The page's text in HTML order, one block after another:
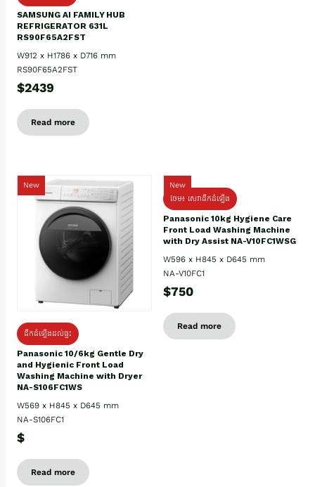
SAMSUNG AI FAMILY HUB
REFRIGERATOR 631L
RS90F65A2FST
W912 x H1786 x D716 mm
RS90F65A2FST
$2439
Read more
New
ដឹកដំឡើងដល់ផ្ទះ
Panasonic 10/6kg Gentle Dry
and Hygienic Front Load
Washing Machine with Dryer
NA-S106FC1WS
W569 x H845 x D645 mm
NA-S106FC1
$
Read more
New
ថែម៖ សេវាដឹកដំឡើង
Panasonic 10kg Hygiene Care
Front Load Washing Machine
with Dry Assist NA-V10FC1WSG
W596 x H845 x D645 mm
NA-V10FC1
$750
Read more